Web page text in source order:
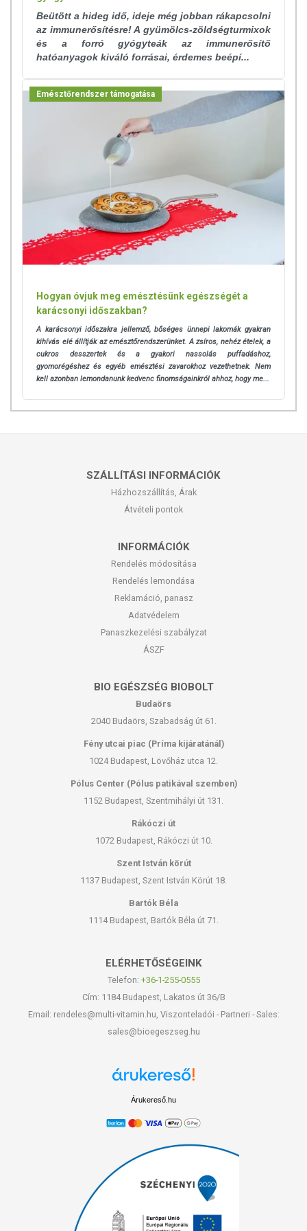
Beütött a hideg idő, ideje még jobban rákapcsolni
az immunerősítésre! A gyümölcs-zöldségturmixok
és a forró gyógyteák az immunerősítő
hatóanyagok kiváló forrásai, érdemes beépí...
Emésztőrendszer támogatása
Hogyan óvjuk meg emésztésünk egészségét a
karácsonyi időszakban?
A karácsonyi időszakra jellemző, bőséges ünnepi lakomák gyakran
kihívás elé állítják az emésztőrendszerünket. A zsíros, nehéz ételek, a
cukros desszertek és a gyakori nassolás puffadáshoz,
gyomorégéshez és egyéb emésztési zavarokhoz vezethetnek. Nem
kell azonban lemondanunk kedvenc finomságainkról ahhoz, hogy me...
SZÁLLÍTÁSI INFORMÁCIÓK
Házhozszállítás, Árak
Átvételi pontok
INFORMÁCIÓK
Rendelés módosítása
Rendelés lemondása
Reklamáció, panasz
Adatvédelem
Panaszkezelési szabályzat
ÁSZF
BIO EGÉSZSÉG BIOBOLT
Budaörs
2040 Budaörs, Szabadság út 61.
Fény utcai piac (Príma kijáratánál)
1024 Budapest, Lövőház utca 12.
Pólus Center (Pólus patikával szemben)
1152 Budapest, Szentmihályi út 131.
Rákóczi út
1072 Budapest, Rákóczi út 10.
Szent István körút
1137 Budapest, Szent István Körút 18.
Bartók Béla
1114 Budapest, Bartók Béla út 71.
ELÉRHETŐSÉGEINK
Telefon: +36-1-255-0555
Cím: 1184 Budapest, Lakatos út 36/B
Email: rendeles@multi-vitamin.hu, Viszonteladói - Partneri - Sales:
sales@bioegeszseg.hu
Árukereső.hu